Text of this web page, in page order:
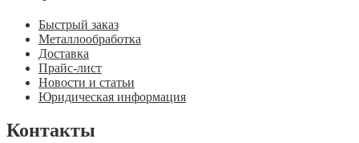
Быстрый заказ
Металлообработка
Доставка
Прайс-лист
Новости и статьи
Юридическая информация
Контакты